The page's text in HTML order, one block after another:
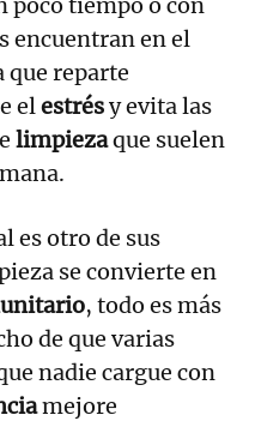
encuentran en el
reparte
elestrésy evita las
limpiezaque suelen
es otro de sus
se convierte en
, todo es más
de que varias
nadie cargue con
mejore